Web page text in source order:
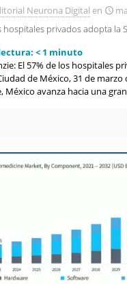
Neurona Digital en
hospitales privados adopta la
< 1 minuto
El 57% de los hospitales
de México, 31 de marzo
México avanza hacia una gran